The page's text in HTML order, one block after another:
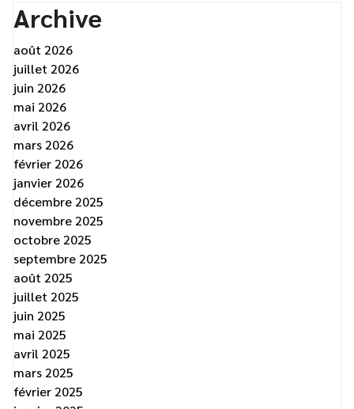
Archive
août 2026
juillet 2026
juin 2026
mai 2026
avril 2026
mars 2026
février 2026
janvier 2026
décembre 2025
novembre 2025
octobre 2025
septembre 2025
août 2025
juillet 2025
juin 2025
mai 2025
avril 2025
mars 2025
février 2025